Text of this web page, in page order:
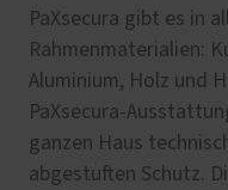
PaXsecura gibt es in
Rahmenmaterialien:
Aluminium, Holz und
PaXsecura-
ganzen Haus
abgestuften Schutz.